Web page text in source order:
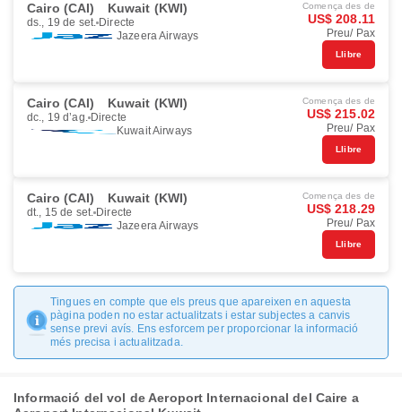
Cairo (CAI) Kuwait (KWI)
ds., 19 de set. Directe
Jazeera Airways
Comença des de
US$ 208.11
Preu/ Pax
Llibre
Cairo (CAI) Kuwait (KWI)
dc., 19 d’ag. Directe
Kuwait Airways
Comença des de
US$ 215.02
Preu/ Pax
Llibre
Cairo (CAI) Kuwait (KWI)
dt., 15 de set. Directe
Jazeera Airways
Comença des de
US$ 218.29
Preu/ Pax
Llibre
Tingues en compte que els preus que apareixen en aquesta
pàgina poden no estar actualitzats i estar subjectes a canvis
sense previ avís. Ens esforcem per proporcionar la informació
més precisa i actualitzada.
Informació del vol de Aeroport Internacional del Caire a